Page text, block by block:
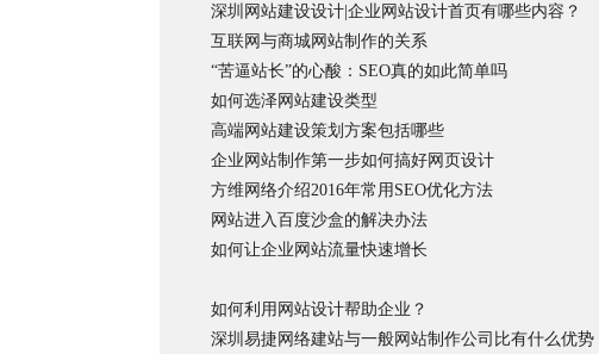
深圳网站建设设计|企业网站设计首页有哪些内容？
互联网与商城网站制作的关系
“苦逼站长”的心酸：SEO真的如此简单吗
如何选泽网站建设类型
高端网站建设策划方案包括哪些
企业网站制作第一步如何搞好网页设计
方维网络介绍2016年常用SEO优化方法
网站进入百度沙盒的解决办法
如何让企业网站流量快速增长
如何利用网站设计帮助企业？
深圳易捷网络建站与一般网站制作公司比有什么优势